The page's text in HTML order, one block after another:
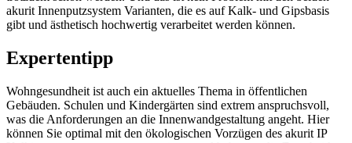
akurit Innenputzsystem Varianten, die es auf Kalk- und Gipsbasis
gibt und ästhetisch hochwertig verarbeitet werden können.
Expertentipp
Wohngesundheit ist auch ein aktuelles Thema in öffentlichen
Gebäuden. Schulen und Kindergärten sind extrem anspruchsvoll,
was die Anforderungen an die Innenwandgestaltung angeht. Hier
können Sie optimal mit den ökologischen Vorzügen des akurit IP